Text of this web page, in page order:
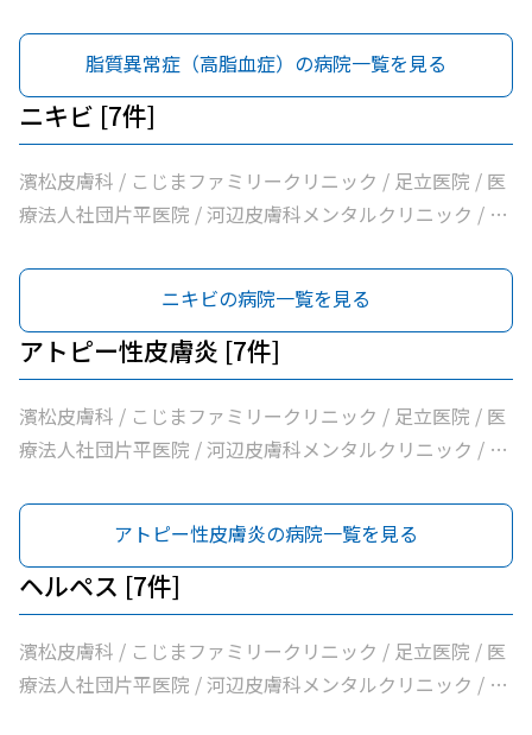
三清会青梅かすみ台クリニック / 医療法人社団向日葵清心
会ひまわり在宅診療所 / 坂元医院 / 吉野医院 / 医療法人社
団亀生会丹生クリニック / 河辺駅前クリニック / 医療法人
社団片平医院 / なごみクリニック / こみ内科クリニック /
やすらぎ在宅診療所 / 市立青梅総合医療センター / 医療法
人社団和風会多摩リハビリテーション病院
脂質異常症（高脂血症）の病院一覧を見る
ニキビ [7件]
濱松皮膚科 / こじまファミリークリニック / 足立医院 / 医
療法人社団片平医院 / 河辺皮膚科メンタルクリニック / 市
リテーション病院
ニキビの病院一覧を見る
アトピー性皮膚炎 [7件]
濱松皮膚科 / こじまファミリークリニック / 足立医院 / 医
療法人社団片平医院 / 河辺皮膚科メンタルクリニック / 市
リテーション病院
アトピー性皮膚炎の病院一覧を見る
ヘルペス [7件]
濱松皮膚科 / こじまファミリークリニック / 足立医院 / 医
療法人社団片平医院 / 河辺皮膚科メンタルクリニック / 市